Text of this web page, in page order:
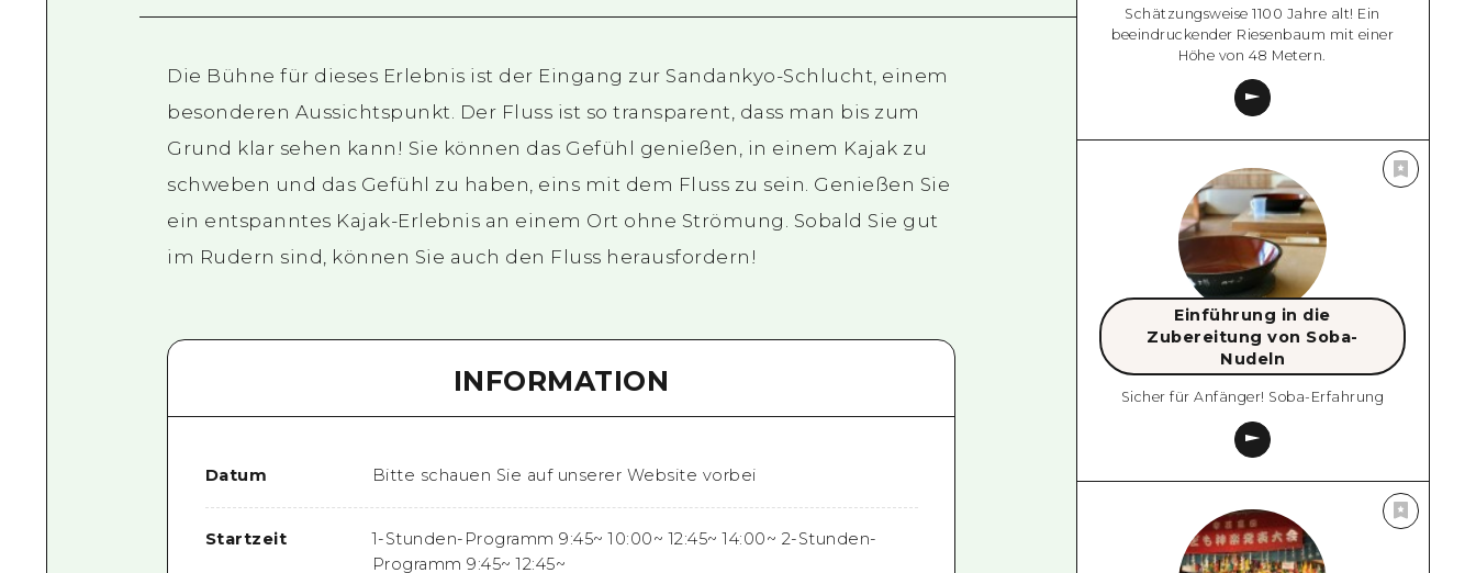
Die Bühne für dieses Erlebnis ist der Eingang zur Sandankyo-Schlucht, einem
besonderen Aussichtspunkt. Der Fluss ist so transparent, dass man bis zum
Grund klar sehen kann! Sie können das Gefühl genießen, in einem Kajak zu
schweben und das Gefühl zu haben, eins mit dem Fluss zu sein. Genießen Sie
ein entspanntes Kajak-Erlebnis an einem Ort ohne Strömung. Sobald Sie gut
im Rudern sind, können Sie auch den Fluss herausfordern!
INFORMATION
Datum Bitte schauen Sie auf unserer Website vorbei
Startzeit
1-Stunden-Programm 9:45~ 10:00~ 12:45~ 14:00~ 2-Stunden-
Programm 9:45~ 12:45~
Schätzungsweise 1100 Jahre alt! Ein
beeindruckender Riesenbaum mit einer
Höhe von 48 Metern.
Einführung in die
Zubereitung von Soba-
Nudeln
Sicher für Anfänger! Soba-Erfahrung